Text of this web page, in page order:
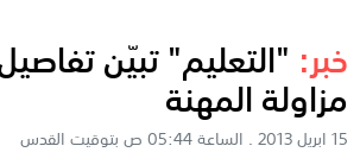
خبر: "التعليم" تبيّن
مزاولة المهنة
15 ابريل 2013 . الساعة 05:44 ص بتوقيت القدس